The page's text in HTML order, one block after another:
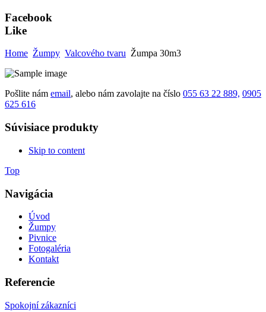
Facebook
Like
Home Žumpy Valcového tvaru Žumpa 30m3
Pošlite nám email, alebo nám zavolajte na číslo 055 63 22 889, 0905
625 616
Súvisiace produkty
Skip to content
Top
Navigácia
Úvod
Žumpy
Pivnice
Fotogaléria
Kontakt
Referencie
Spokojní zákazníci